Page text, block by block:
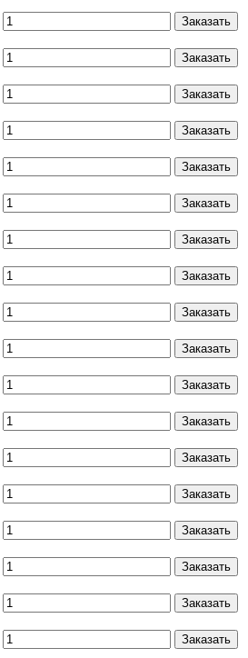
Заказать
Заказать
Заказать
Заказать
Заказать
Заказать
Заказать
Заказать
Заказать
Заказать
Заказать
Заказать
Заказать
Заказать
Заказать
Заказать
Заказать
Заказать